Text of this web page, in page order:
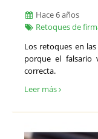
Hace 6 años
Retoques de
Los retoques en
porque el falsario
correcta.
Leer más